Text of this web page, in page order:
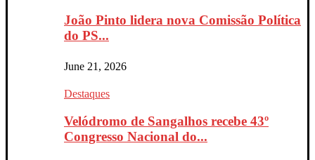
João Pinto lidera nova Comissão Política
do PS...
June 21, 2026
Destaques
Velódromo de Sangalhos recebe 43º
Congresso Nacional do...